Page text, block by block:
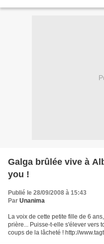
Galga brûlée vive à
you !
Publié le 28/09/2008 à 15:43
Par Unanima
La voix de cette petite fille de 6
prière... Puisse-t-elle s'élever vers
coups de la lâcheté ! http://